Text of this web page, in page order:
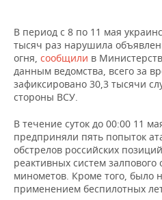
ОТКРЫТАЯ ЛЕКЦИЯ
БАСКЕТБОЛ
ВОЛЕЙБОЛ
КИБЕРСПОРТ
ФИГУРНОЕ КАТАНИЕ
ВОДНЫЕ ВИДЫ СПОРТА
ХОККЕЙ С МЯЧОМ
ИНФРАСТРУКТУРА
ИСТОРИЯ
КУЛЬТУРА
МЕДИЦИНА
ОБРАЗОВАНИЕ
ПРОИСШЕСТВИЯ
СПРАВОЧНИК
СПИСОК ПЕРСОН
СПИСОК КОМПАНИЙ
ПОЛНАЯ ВЕРСИЯ
В период с 8 по 11 мая
тысяч раз нарушила
огня, сообщили в
данным ведомства, всего за
зафиксировано 30,3 тысячи
стороны ВСУ.
В течение суток до 00:00 11
предприняли пять попыток
обстрелов российских
реактивных систем
минометов. Кроме того, было
применением беспилотных